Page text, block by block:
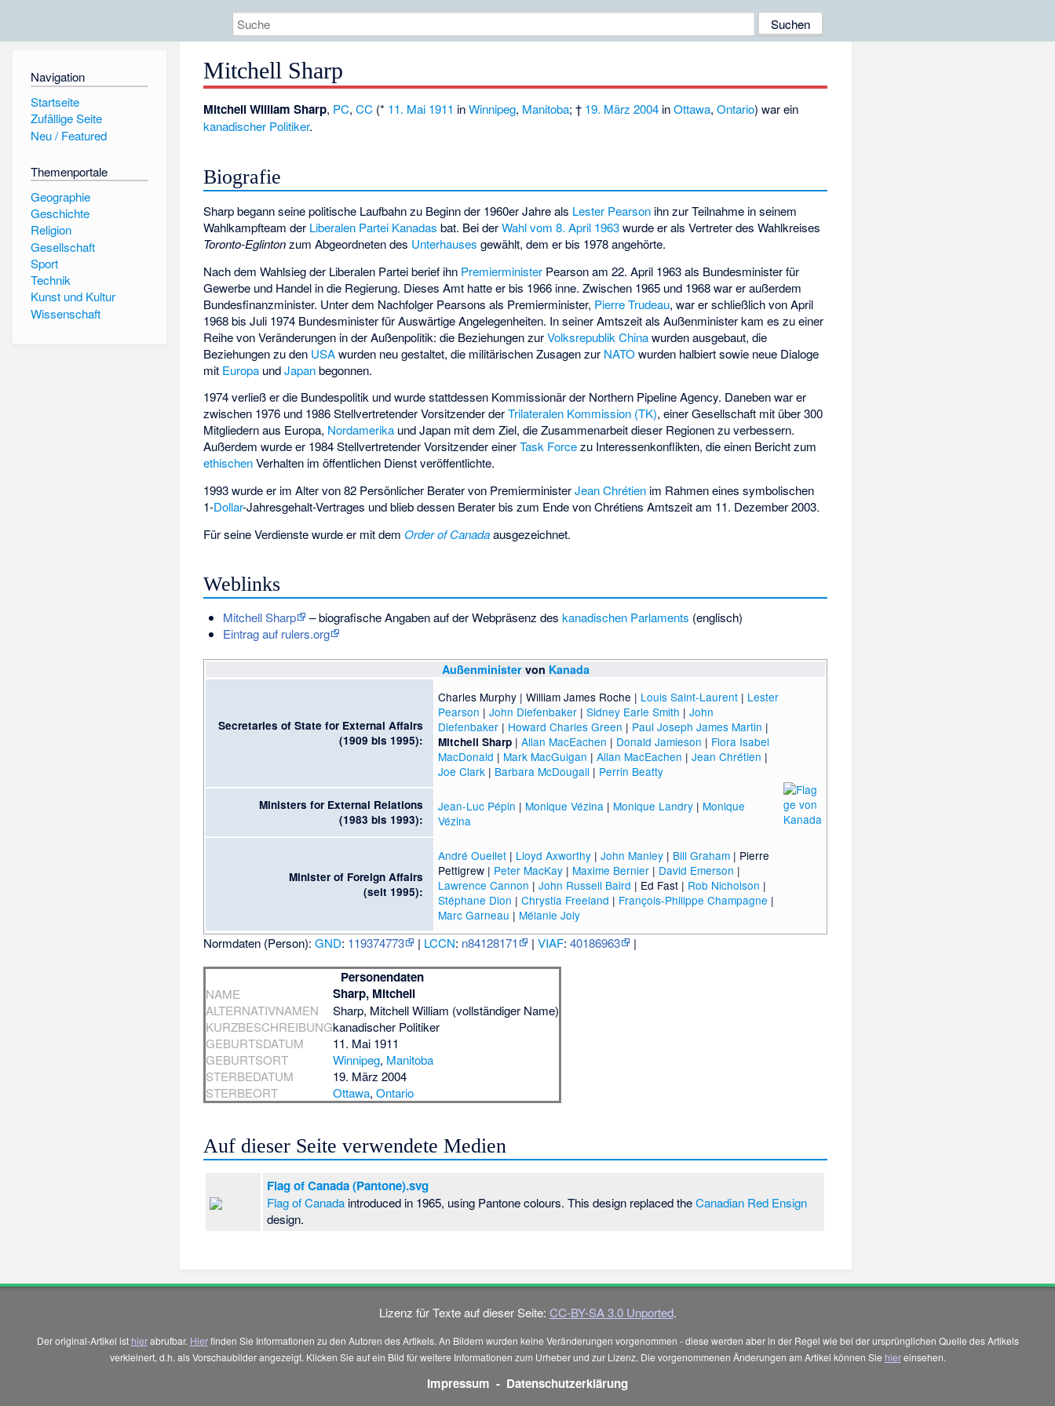
Navigation
Startseite
Zufällige Seite
Neu / Featured
Themenportale
Geographie
Geschichte
Religion
Gesellschaft
Sport
Technik
Kunst und Kultur
Wissenschaft
Mitchell Sharp
Mitchell William Sharp, PC,CC (* 11. Mai 1911 inWinnipeg, Manitoba; † 19. März 2004 inOttawa,Ontario) war ein
kanadischer Politiker.
Biografie
Sharp begann seine politische Laufbahn zu Beginn der 1960er Jahre als Lester Pearson ihn zur Teilnahme in seinem
Wahlkampfteam der Liberalen Partei Kanadas bat. Bei derWahl vom 8. April 1963wurde er als Vertreter des Wahlkreises
Toronto-Eglintonzum Abgeordneten des Unterhauses gewählt, dem er bis 1978 angehörte.
Nach dem Wahlsieg der Liberalen Partei berief ihn Premierminister Pearson am 22. April 1963 als Bundesminister für
Gewerbe und Handel in die Regierung. Dieses Amt hatte er bis 1966 inne. Zwischen 1965 und 1968 war er außerdem
Bundesfinanzminister. Unter dem Nachfolger Pearsons als Premierminister, Pierre Trudeau, war er schließlich von April
1968 bis Juli 1974 Bundesminister für Auswärtige Angelegenheiten. In seiner Amtszeit als Außenminister kam es zu einer
Reihe von Veränderungen in der Außenpolitik: die Beziehungen zurVolksrepublik Chinawurden ausgebaut, die
Beziehungen zu den USAwurden neu gestaltet, die militärischen Zusagen zur NATOwurden halbiert sowie neue Dialoge
mit Europa undJapanbegonnen.
1974 verließ er die Bundespolitik und wurde stattdessen Kommissionär der Northern Pipeline Agency. Daneben war er
zwischen 1976 und 1986 Stellvertretender Vorsitzender derTrilateralen Kommission (TK), einer Gesellschaft mit über 300
Mitgliedern aus Europa, Nordamerika und Japan mit dem Ziel, die Zusammenarbeit dieser Regionen zu verbessern.
Außerdem wurde er 1984 Stellvertretender Vorsitzender einerTask Forcezu Interessenkonflikten, die einen Bericht zum
ethischenVerhalten im öffentlichen Dienst veröffentlichte.
1993 wurde er im Alter von 82 Persönlicher Berater von PremierministerJean Chrétien im Rahmen eines symbolischen
1-Dollar-Jahresgehalt-Vertrages und blieb dessen Berater bis zum Ende von Chrétiens Amtszeit am 11. Dezember 2003.
Für seine Verdienste wurde er mit demOrder of Canadaausgezeichnet.
Weblinks
Mitchell Sharp – biografische Angaben auf der Webpräsenz des kanadischen Parlaments (englisch)
Eintrag auf rulers.org
Außenministervon Kanada
Secretaries of State for External Affairs
(1909 bis 1995):
Charles Murphy| William James Roche | Louis Saint-Laurent| Lester
Pearson | John Diefenbaker| Sidney Earle Smith | John
Diefenbaker| Howard Charles Green | Paul Joseph James Martin |
Mitchell Sharp| Allan MacEachen | Donald Jamieson | Flora Isabel
MacDonald | Mark MacGuigan | Allan MacEachen | Jean Chrétien |
Joe Clark| Barbara McDougall | Perrin Beatty
Ministers for External Relations
(1983 bis 1993):
Jean-Luc Pépin | Monique Vézina | Monique Landry| Monique
Vézina
Minister of Foreign Affairs
(seit 1995):
André Ouellet| Lloyd Axworthy| John Manley| Bill Graham| Pierre
Pettigrew| Peter MacKay| Maxime Bernier| David Emerson |
Lawrence Cannon | John Russell Baird | Ed Fast| Rob Nicholson |
Stéphane Dion | Chrystia Freeland | François-Philippe Champagne |
Marc Garneau | Mélanie Joly
Normdaten (Person):GND: 119374773 | LCCN: n84128171 |VIAF:40186963 |
Personendaten
NAME Sharp, Mitchell
ALTERNATIVNAMEN
Sharp, Mitchell William (vollständiger Name)
KURZBESCHREIBUNGkanadischer Politiker
GEBURTSDATUM
11. Mai 1911
GEBURTSORT
Winnipeg, Manitoba
STERBEDATUM
19. März 2004
STERBEORT
Ottawa,Ontario
Auf dieser Seite verwendete Medien
Flag of Canada (Pantone).svg
Flag of Canada introduced in 1965, using Pantone colours. This design replaced theCanadian Red Ensign
design.
Lizenz für Texte auf dieser Seite: CC-BY-SA 3.0 Unported.
Der original-Artikel ist hierabrufbar. Hierfinden Sie Informationen zu den Autoren des Artikels. An Bildern wurden keine Veränderungen vorgenommen - diese werden aber in der Regel wie bei der ursprünglichen Quelle des Artikels
verkleinert, d.h. als Vorschaubilder angezeigt. Klicken Sie auf ein Bild für weitere Informationen zum Urheber und zur Lizenz. Die vorgenommenen Änderungen am Artikel können Sie hiereinsehen.
Impressum - Datenschutzerklärung